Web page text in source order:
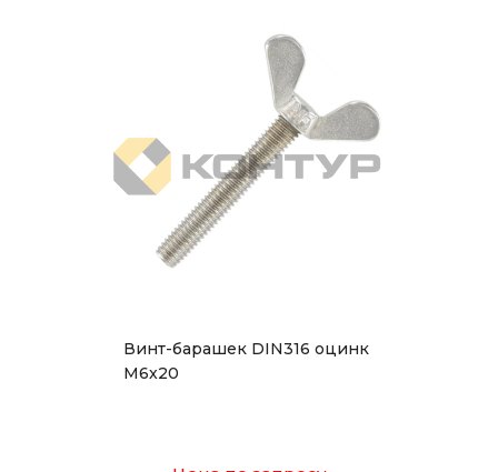
Винт-барашек DIN316 оцинк
М6x20